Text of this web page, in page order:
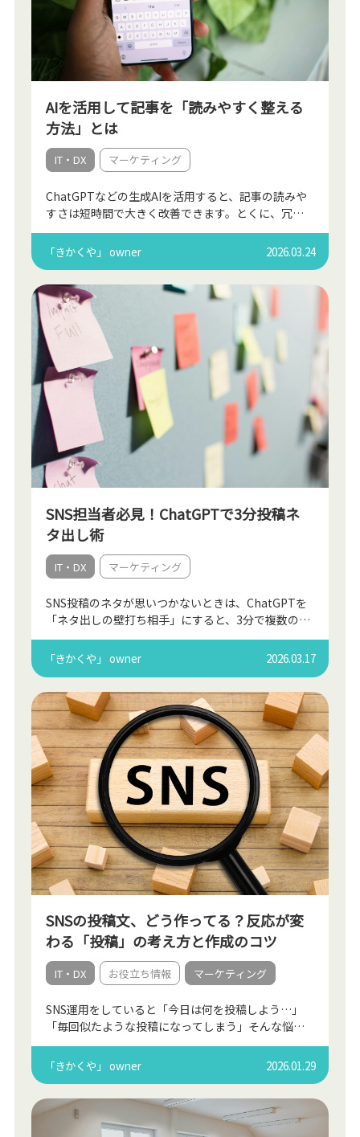
AIを活用して記事を「読みやすく整える
方法」とは
IT・DX マーケティング
ChatGPTなどの生成AIを活用すると、記事の読みや
すさは短時間で大きく改善できます。とくに、冗長
な表現の整理や文体の統一、タイトルのブラッシュ
アップといった作業は、AIに文章をチェックさせる
「きかくや」 owner 2026.03.24
SNS担当者必見！ChatGPTで3分投稿ネ
タ出し術
IT・DX マーケティング
SNS投稿のネタが思いつかないときは、ChatGPTを
「ネタ出しの壁打ち相手」にすると、3分で複数の投
稿アイデアを作ることができます。 SNS運用では
「継続して投稿すること」が重要ですが、毎回ゼロ
「きかくや」 owner 2026.03.17
SNSの投稿文、どう作ってる？反応が変
わる「投稿」の考え方と作成のコツ
IT・DX お役立ち情報 マーケティング
SNS運用をしていると「今日は何を投稿しよう…」
「毎回似たような投稿になってしまう」そんな悩み
を感じたことはありませんか？ 実は、多くの方が投
稿文を「思いつき」で作っていることが、うまくい
「きかくや」 owner 2026.01.29